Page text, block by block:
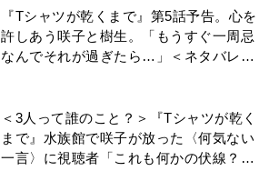
なんでそれが過ぎたら…」＜ネタバレあ
り＞
一言〉に視聴者「これも何かの伏線？」
「子どもの話だと…」
もっと見る